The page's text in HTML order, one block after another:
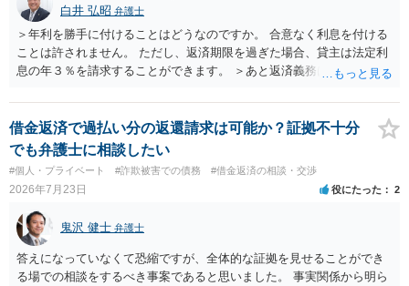
白井 弘昭 弁護士
＞年利を勝手に付けることはどうなのですか。 合意なく利息を付ける
ことは許されません。 ただし、返済期限を過ぎた場合、貸主は法定利
息の年３％を請求することができます。 ＞あと返済義務はありますか
りたお金は返さなければいけませんし、勝手につけた利息は返済不要
です。 以上、ご参考まで。
借金返済で過払い分の返還請求は可能か？証拠不十分
でも弁護士に相談したい
#個人・プライベート #詐欺被害での債務 #借金返済の相談・交渉
2026年7月23日 役にたった 2
鬼沢 健士 弁護士
答えになっていなくて恐縮ですが、全体的な証拠を見せることができ
る場での相談をするべき事案であると思いました。 事実関係から明ら